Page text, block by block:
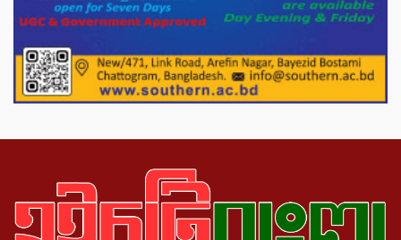
পোরশায় গণঅভ্যুত্থান দিবসে শহিদ ও জুলাই
১১ দলীয় ঐক্য পোরশা উপজেলা শাখার